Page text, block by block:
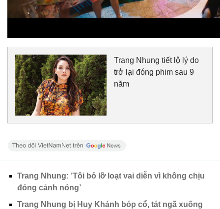
Trang Nhung tiết lộ lý do
trở lại đóng phim sau 9
năm
Trang Nhung: ’Tôi bỏ lỡ loạt vai diễn vì không chịu
đóng cảnh nóng’
Trang Nhung bị Huy Khánh bóp cổ, tát ngã xuống